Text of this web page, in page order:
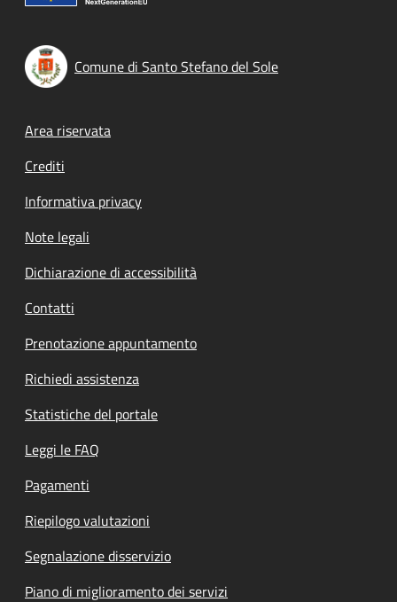
Comune di Santo Stefano del Sole
Footer menu
Area riservata
Crediti
Informativa privacy
Note legali
Dichiarazione di accessibilità
Contatti
Prenotazione appuntamento
Richiedi assistenza
Statistiche del portale
Leggi le FAQ
Pagamenti
Riepilogo valutazioni
Segnalazione disservizio
Piano di miglioramento dei servizi